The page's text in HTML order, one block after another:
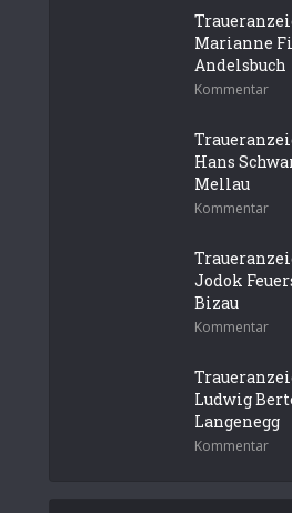
Marianne
Andelsbuch
Kommentar
Hans
Mellau
Kommentar
Jodok
Bizau
Kommentar
Ludwig
Langenegg
Kommentar